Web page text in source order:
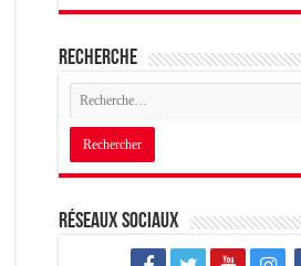
Recherche
Réseaux sociaux